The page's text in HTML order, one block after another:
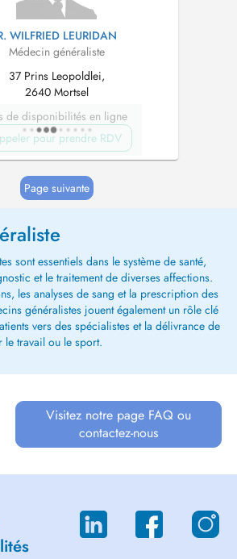
WILFRIED LEURIDAN
Médecin généraliste
37 Prins Leopoldlei,
2640 Mortsel
de disponibilités en ligne
pour prendre RDV
Page suivante
sont essentiels dans le système de santé,
et le traitement de diverses affections.
les analyses de sang et la prescription des
généralistes jouent également un rôle clé
vers des spécialistes et la délivrance de
le travail ou le sport.
Visitez notre page FAQ ou
contactez-nous